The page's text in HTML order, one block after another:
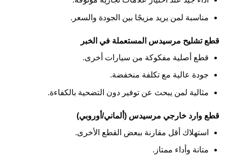
مناسبة لمن يريد مزيجًا بين الجودة والسعر.
قطع تشليح مرسيدس المستعملة في الخبر
قطع أصلية مفكوكة من سيارات أخرى.
جودة عالية مع تكلفة منخفضة.
مثالية لمن يبحث عن توفير دون التضحية بالكفاءة.
قطع وارد خارجي مرسيدس (ألماني/أوروبي)
استهلاك أقل مقارنة ببعض القطع الأخرى.
متانة وأداء ممتاز.